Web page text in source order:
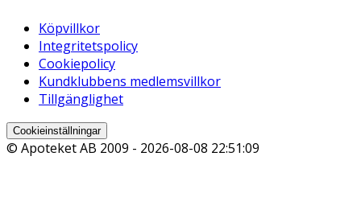
Köpvillkor
Integritetspolicy
Cookiepolicy
Kundklubbens medlemsvillkor
Tillgänglighet
Cookieinställningar
© Apoteket AB 2009 - 2026-08-08 22:51:09